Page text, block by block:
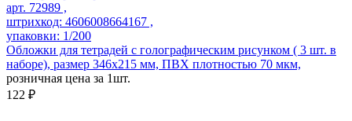
арт. 72989 ,
штрихкод: 4606008664167 ,
упаковки: 1/200
Обложки для тетрадей с голографическим рисунком ( 3 шт. в
наборе), размер 346х215 мм, ПВХ плотностью 70 мкм,
розничная цена за 1шт.
122 ₽